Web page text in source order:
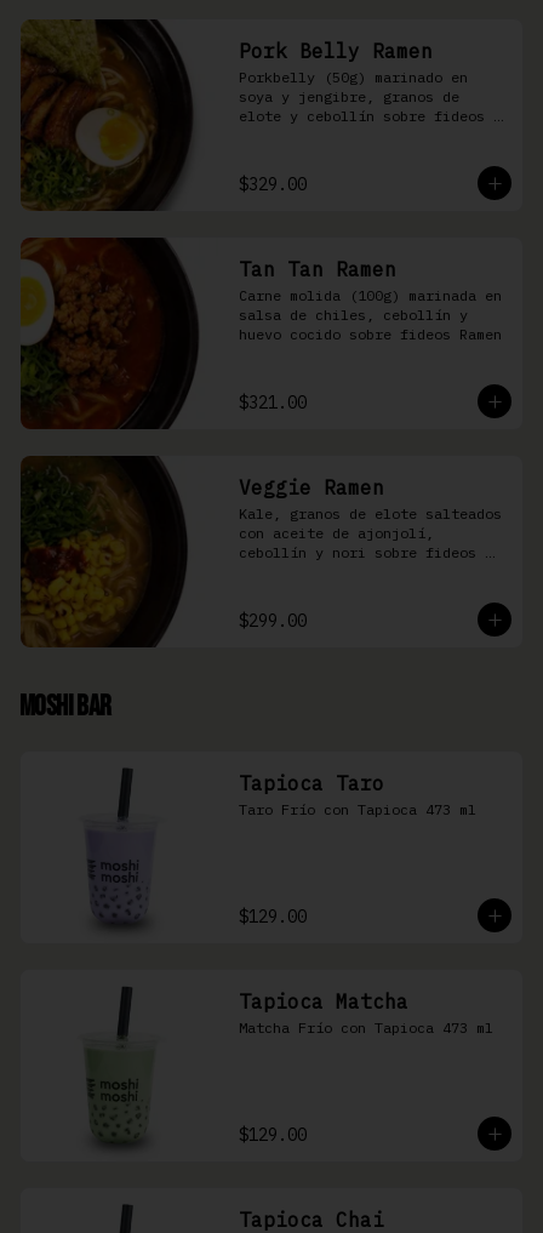
Pork Belly Ramen
Porkbelly (50g) marinado en
soya y jengibre, granos de
elote y cebollín sobre fideos
$329.00
Tan Tan Ramen
Carne molida (100g) marinada en
salsa de chiles, cebollín y
huevo cocido sobre fideos Ramen
$321.00
Veggie Ramen
Kale, granos de elote salteados
con aceite de ajonjolí,
cebollín y nori sobre fideos
$299.00
Moshi Bar
Tapioca Taro
Taro Frío con Tapioca 473 ml
$129.00
Tapioca Matcha
Matcha Frío con Tapioca 473 ml
$129.00
Tapioca Chai